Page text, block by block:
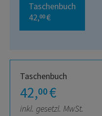
Taschenbuch
42,00 €
Taschenbuch
42,00€
inkl. gesetzl. MwSt.